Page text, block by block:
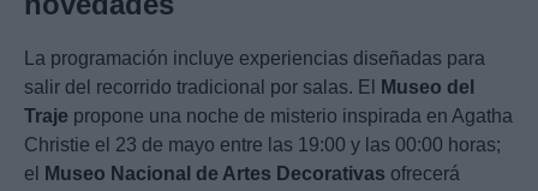
La programación incluye experiencias diseñadas para
salir del recorrido tradicional por salas. El
Museo del
Traje propone una noche de misterio inspirada en Agatha
Christie el 23 de mayo entre las 19:00 y las 00:00 horas;
el
Museo Nacional de Artes Decorativas ofrecerá